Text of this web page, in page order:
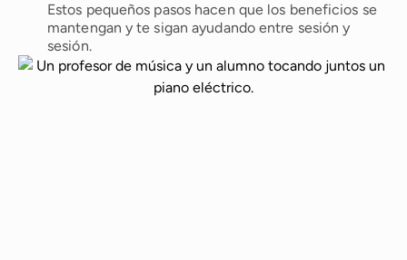
Estos pequeños pasos hacen que los beneficios se
mantengan y te sigan ayudando entre sesión y
sesión.